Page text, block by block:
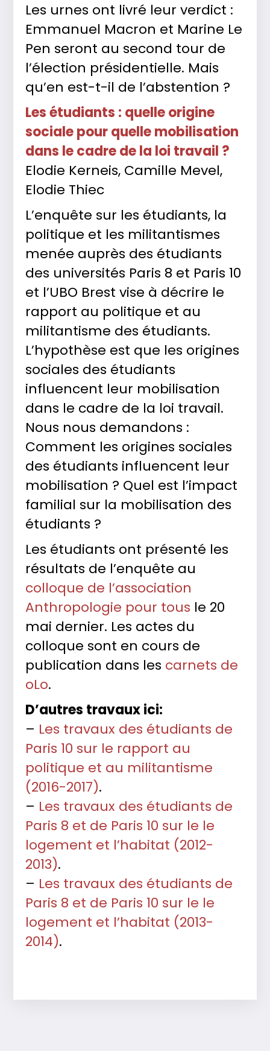
Les urnes ont livré leur verdict :
Emmanuel Macron et Marine Le
Pen seront au second tour de
l’élection présidentielle. Mais
qu’en est-t-il de l’abstention ?
Les étudiants : quelle origine
sociale pour quelle mobilisation
dans le cadre de la loi travail ?
Elodie Kerneis, Camille Mevel,
Elodie Thiec
L’enquête sur les étudiants, la
politique et les militantismes
menée auprès des étudiants
des universités Paris 8 et Paris 10
et l’UBO Brest vise à décrire le
rapport au politique et au
militantisme des étudiants.
L’hypothèse est que les origines
sociales des étudiants
influencent leur mobilisation
dans le cadre de la loi travail.
Nous nous demandons :
Comment les origines sociales
des étudiants influencent leur
mobilisation ? Quel est l’impact
familial sur la mobilisation des
étudiants ?
Les étudiants ont présenté les
résultats de l’enquête au
colloque de l’association
Anthropologie pour tous le 20
mai dernier. Les actes du
colloque sont en cours de
publication dans les carnets de
oLo.
D’autres travaux ici:
– Les travaux des étudiants de
Paris 10 sur le rapport au
politique et au militantisme
(2016-2017).
– Les travaux des étudiants de
Paris 8 et de Paris 10 sur le le
logement et l’habitat (2012-
2013).
– Les travaux des étudiants de
Paris 8 et de Paris 10 sur le le
logement et l’habitat (2013-
2014).